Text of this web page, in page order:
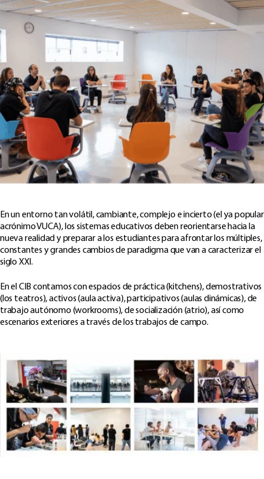
En un entorno tan volátil, cambiante, complejo e incierto (el ya popular
acrónimo VUCA), los sistemas educativos deben reorientarse hacia la
nueva realidad y preparar a los estudiantes para afrontar los múltiples,
constantes y grandes cambios de paradigma que van a caracterizar el
siglo XXI.
En el CIB contamos con espacios de práctica (kitchens), demostrativos
(los teatros), activos (aula activa), participativos (aulas dinámicas), de
trabajo autónomo (workrooms), de socialización (atrio), así como
escenarios exteriores a través de los trabajos de campo.